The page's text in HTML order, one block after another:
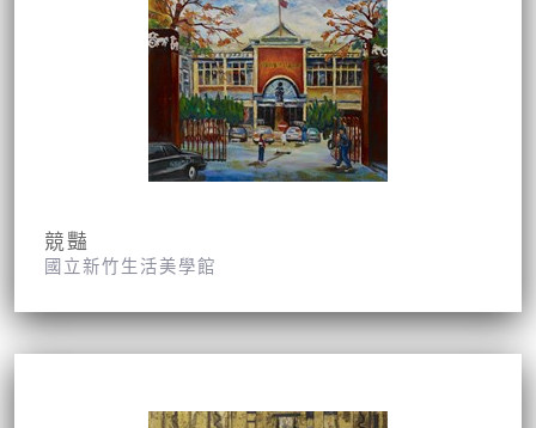
競豔
國立新竹生活美學館